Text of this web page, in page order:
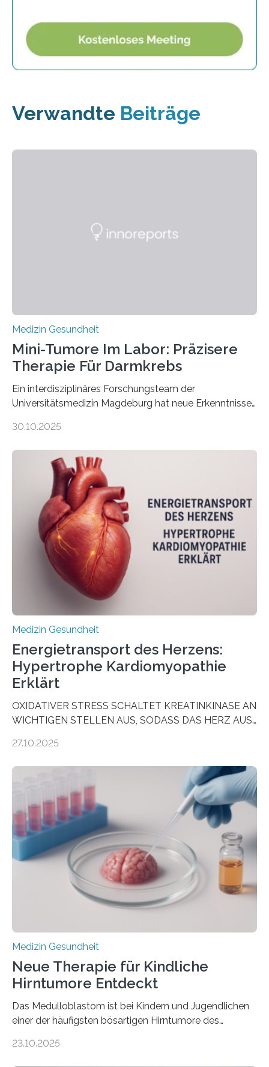
Verwandte Beiträge
Medizin Gesundheit
Mini-Tumore Im Labor: Präzisere
Therapie Für Darmkrebs
Ein interdisziplinäres Forschungsteam der
Universitätsmedizin Magdeburg hat neue Erkenntnisse
behandelt werden kann. In ihrer aktuellen Studie,
Oncology, zeigen die Forschenden, dass Mini-Tumore
aus Gewebe von Patientinnen und Patienten –
sogenannte Organoide – genutzt werden können, um
vorab zu prüfen, welche Medikamente am besten
wirken. Dabei wurde ein Eiweiß identifiziert, das künftig
als Biomarker für die Wahl der passenden Therapie
dienen könnte. Darmkrebs zählt weltweit zu den
häufigsten Krebsarten und stellt…
30.10.2025
Medizin Gesundheit
Energietransport des Herzens:
Hypertrophe Kardiomyopathie
Erklärt
OXIDATIVER STRESS SCHALTET KREATINKINASE AN
WICHTIGEN STELLEN AUS, SODASS DAS HERZ AUS
aus dem Deutschen Zentrum für Herzinsuffizienz
im Journal Circulation, warum der Energietransport bei
der Hypertrophen Kardiomyopathie (HCM) versagen
kann und wie sich durch eine Verringerung der
Herzbelastung und des oxidativen Stresses
Rhythmusstörungen reduzieren lassen. Würzburg. Die
hypertrophe Kardiomyopathie (HCM) ist die häufigste
erblich bedingte Herzerkrankung. Sie führt dazu, dass
sich die linke Herzkammer verdickt, der Herzmuskel zu
stark kontrahiert…
27.10.2025
Medizin Gesundheit
Neue Therapie für Kindliche
Hirntumore Entdeckt
Das Medulloblastom ist bei Kindern und Jugendlichen
einer der häufigsten bösartigen Hirntumore des
Betroffenen können mit heutigen Methoden geheilt
23.10.2025